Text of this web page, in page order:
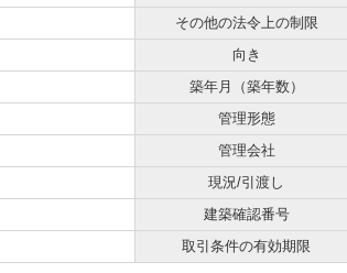
その他の法令上の制限
向き
築年月（築年数）
管理形態
管理会社
現況/引渡し
建築確認番号
取引条件の有効期限